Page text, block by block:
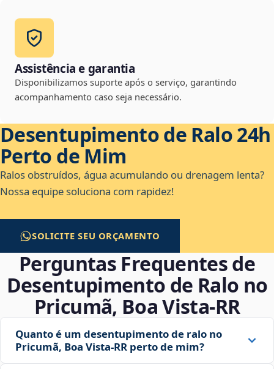
Assistência e garantia
Disponibilizamos suporte após o serviço, garantindo
acompanhamento caso seja necessário.
Desentupimento de Ralo 24h
Perto de Mim
Ralos obstruídos, água acumulando ou drenagem lenta?
Nossa equipe soluciona com rapidez!
SOLICITE SEU ORÇAMENTO
Perguntas Frequentes de
Desentupimento de Ralo no
Pricumã, Boa Vista‑RR
Quanto é um desentupimento de ralo no
Pricumã, Boa Vista‑RR perto de mim?